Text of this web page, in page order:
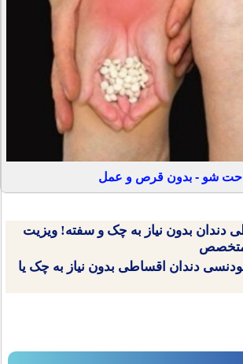
شو - بدون قرص و عمل
دندان بدون نیاز به چک و سفته! ویزیت
متخصص
دندان اقساطی بدون نیاز به چک یا